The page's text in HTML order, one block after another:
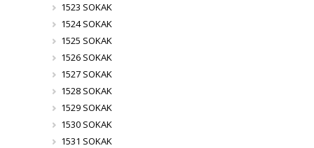
1523 SOKAK
1524 SOKAK
1525 SOKAK
1526 SOKAK
1527 SOKAK
1528 SOKAK
1529 SOKAK
1530 SOKAK
1531 SOKAK